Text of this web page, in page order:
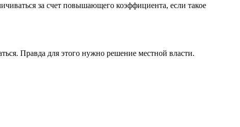
за счет повышающего коэффициента, если такое
Правда для этого нужно решение местной власти.